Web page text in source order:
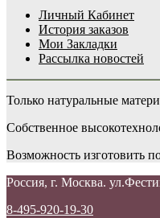
Личный Кабинет
История заказов
Мои Закладки
Рассылка новостей
Только натуральные
Собственное
Возможность изготовить
Россия, г. Москва.
8-495-920-19-30